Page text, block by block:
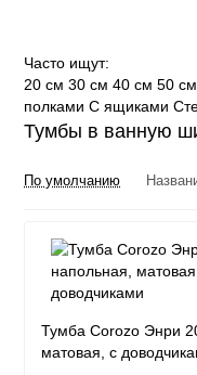
Часто ищут:
20 см 30 см 40 см 50 см
полками С ящиками
Тумбы в ванную
По умолчанию
Тумба Corozo Энри
матовая, с